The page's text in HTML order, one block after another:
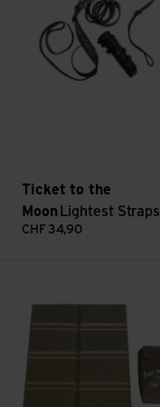
Ticket to the
Moon Lightest Straps
CHF 34,90